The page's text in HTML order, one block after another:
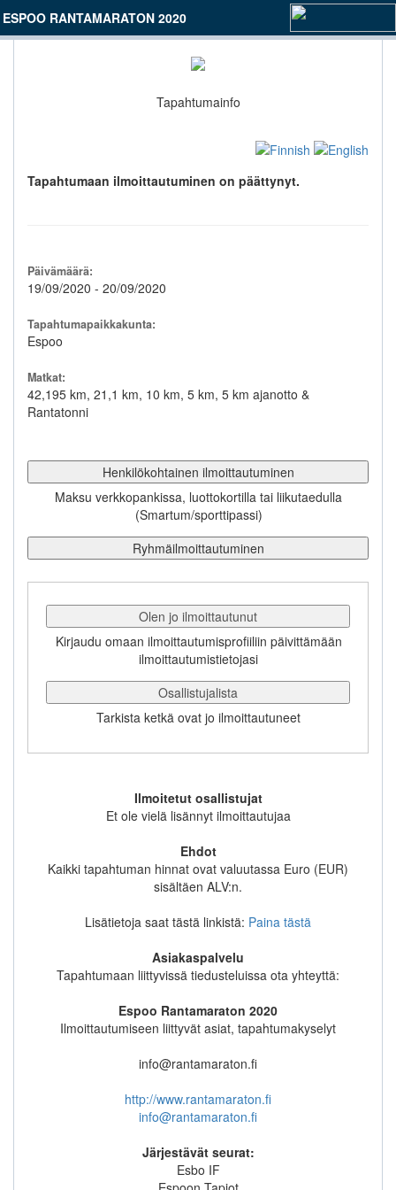
ESPOO RANTAMARATON 2020
Tapahtumainfo
Tapahtumaan ilmoittautuminen on päättynyt.
Päivämäärä:
19/09/2020 - 20/09/2020
Tapahtumapaikkakunta:
Espoo
Matkat:
42,195 km, 21,1 km, 10 km, 5 km, 5 km ajanotto &
Rantatonni
Henkilökohtainen ilmoittautuminen
Maksu verkkopankissa, luottokortilla tai liikutaedulla
(Smartum/sporttipassi)
Ryhmäilmoittautuminen
Olen jo ilmoittautunut
Kirjaudu omaan ilmoittautumisprofiiliin päivittämään
ilmoittautumistietojasi
Osallistujalista
Tarkista ketkä ovat jo ilmoittautuneet
Ilmoitetut osallistujat
Et ole vielä lisännyt ilmoittautujaa
Ehdot
Kaikki tapahtuman hinnat ovat valuutassa Euro (EUR)
sisältäen ALV:n.
Lisätietoja saat tästä linkistä: Paina tästä
Asiakaspalvelu
Tapahtumaan liittyvissä tiedusteluissa ota yhteyttä:
Espoo Rantamaraton 2020
Ilmoittautumiseen liittyvät asiat, tapahtumakyselyt
info@rantamaraton.fi
http://www.rantamaraton.fi
info@rantamaraton.fi
Järjestävät seurat:
Esbo IF